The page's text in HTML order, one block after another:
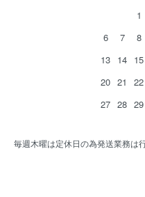
1
6
7 8
13 14 15
20 21 22
27 28 29
毎週木曜は定休日の為発送業務は